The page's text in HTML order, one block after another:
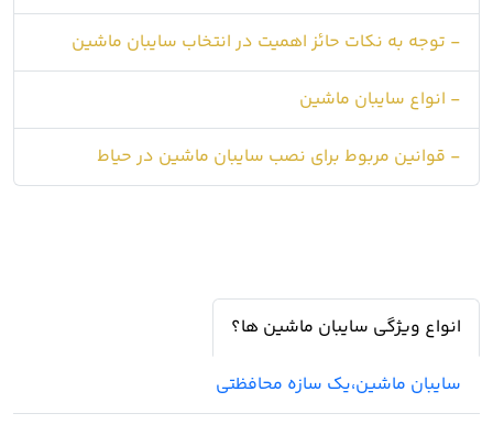
- توجه به نکات حائز اهمیت در انتخاب سایبان ماشین
- انواع سایبان ماشین
- قوانین مربوط برای نصب سایبان ماشین در حیاط
انواع ویژگی سایبان ماشین ها؟
سایبان ماشین،یک سازه محافظتی